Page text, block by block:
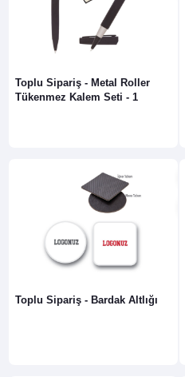
Toplu Sipariş - Metal Roller
Tükenmez Kalem Seti - 1
Toplu Sipariş - Bardak Altlığı